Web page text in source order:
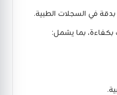
في السجلات الطبية.
بكفاءة، بما يشمل: